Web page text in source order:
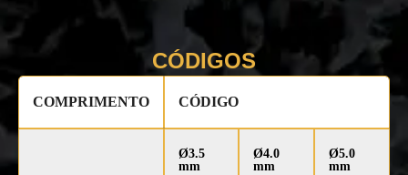
CÓDIGOS
COMPRIMENTO CÓDIGO
Ø3.5
mm
Ø4.0
mm
Ø5.0
mm